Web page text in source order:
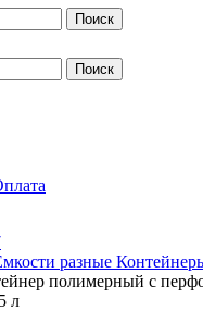
Поиск
Поиск
разные
полимерный с
л